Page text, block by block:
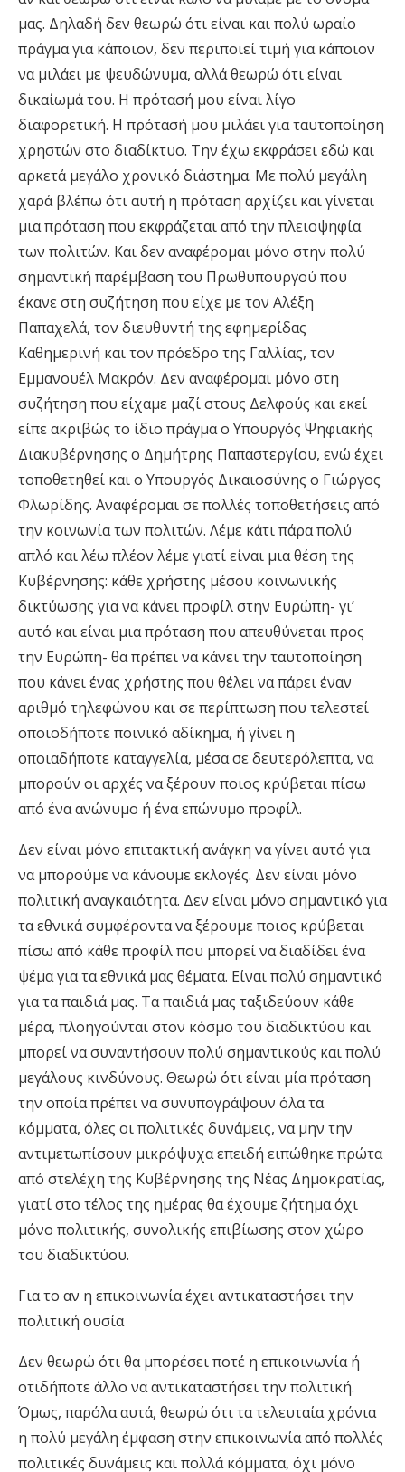
μας. Δηλαδή δεν θεωρώ ότι είναι και πολύ ωραίο
πράγμα για κάποιον, δεν περιποιεί τιμή για κάποιον
να μιλάει με ψευδώνυμα, αλλά θεωρώ ότι είναι
δικαίωμά του. Η πρότασή μου είναι λίγο
διαφορετική. Η πρότασή μου μιλάει για ταυτοποίηση
χρηστών στο διαδίκτυο. Την έχω εκφράσει εδώ και
αρκετά μεγάλο χρονικό διάστημα. Με πολύ μεγάλη
χαρά βλέπω ότι αυτή η πρόταση αρχίζει και γίνεται
μια πρόταση που εκφράζεται από την πλειοψηφία
των πολιτών. Και δεν αναφέρομαι μόνο στην πολύ
σημαντική παρέμβαση του Πρωθυπουργού που
έκανε στη συζήτηση που είχε με τον Αλέξη
Παπαχελά, τον διευθυντή της εφημερίδας
Καθημερινή και τον πρόεδρο της Γαλλίας, τον
Εμμανουέλ Μακρόν. Δεν αναφέρομαι μόνο στη
συζήτηση που είχαμε μαζί στους Δελφούς και εκεί
είπε ακριβώς το ίδιο πράγμα ο Υπουργός Ψηφιακής
Διακυβέρνησης ο Δημήτρης Παπαστεργίου, ενώ έχει
τοποθετηθεί και ο Υπουργός Δικαιοσύνης ο Γιώργος
Φλωρίδης. Αναφέρομαι σε πολλές τοποθετήσεις από
την κοινωνία των πολιτών. Λέμε κάτι πάρα πολύ
απλό και λέω πλέον λέμε γιατί είναι μια θέση της
Κυβέρνησης: κάθε χρήστης μέσου κοινωνικής
δικτύωσης για να κάνει προφίλ στην Ευρώπη- γι’
αυτό και είναι μια πρόταση που απευθύνεται προς
την Ευρώπη- θα πρέπει να κάνει την ταυτοποίηση
που κάνει ένας χρήστης που θέλει να πάρει έναν
αριθμό τηλεφώνου και σε περίπτωση που τελεστεί
οποιοδήποτε ποινικό αδίκημα, ή γίνει η
οποιαδήποτε καταγγελία, μέσα σε δευτερόλεπτα, να
μπορούν οι αρχές να ξέρουν ποιος κρύβεται πίσω
από ένα ανώνυμο ή ένα επώνυμο προφίλ.
Δεν είναι μόνο επιτακτική ανάγκη να γίνει αυτό για
να μπορούμε να κάνουμε εκλογές. Δεν είναι μόνο
πολιτική αναγκαιότητα. Δεν είναι μόνο σημαντικό για
τα εθνικά συμφέροντα να ξέρουμε ποιος κρύβεται
πίσω από κάθε προφίλ που μπορεί να διαδίδει ένα
ψέμα για τα εθνικά μας θέματα. Είναι πολύ σημαντικό
για τα παιδιά μας. Τα παιδιά μας ταξιδεύουν κάθε
μέρα, πλοηγούνται στον κόσμο του διαδικτύου και
μπορεί να συναντήσουν πολύ σημαντικούς και πολύ
μεγάλους κινδύνους. Θεωρώ ότι είναι μία πρόταση
την οποία πρέπει να συνυπογράψουν όλα τα
κόμματα, όλες οι πολιτικές δυνάμεις, να μην την
αντιμετωπίσουν μικρόψυχα επειδή ειπώθηκε πρώτα
από στελέχη της Κυβέρνησης της Νέας Δημοκρατίας,
γιατί στο τέλος της ημέρας θα έχουμε ζήτημα όχι
μόνο πολιτικής, συνολικής επιβίωσης στον χώρο
του διαδικτύου.
Για το αν η επικοινωνία έχει αντικαταστήσει την
πολιτική ουσία
Δεν θεωρώ ότι θα μπορέσει ποτέ η επικοινωνία ή
οτιδήποτε άλλο να αντικαταστήσει την πολιτική.
Όμως, παρόλα αυτά, θεωρώ ότι τα τελευταία χρόνια
η πολύ μεγάλη έμφαση στην επικοινωνία από πολλές
πολιτικές δυνάμεις και πολλά κόμματα, όχι μόνο